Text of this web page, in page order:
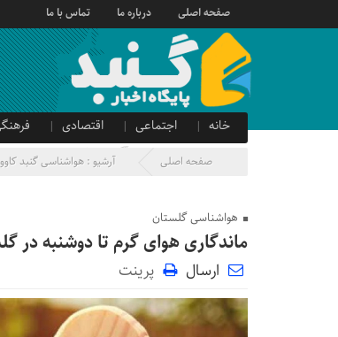
صفحه اصلی درباره ما تماس با ما
خانه اجتماعی اقتصادی
صدای شهروند
آگهی دولتی صفحه اصلی آرشیو :هواشناسی گنبد
هواشناسی گلستان
ماندگاری هوای گرم تا دوشنبه در
ارسال پرینت